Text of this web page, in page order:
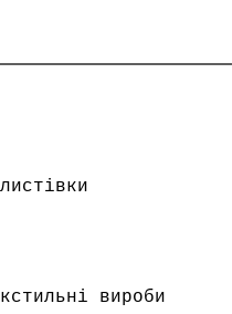
вироби